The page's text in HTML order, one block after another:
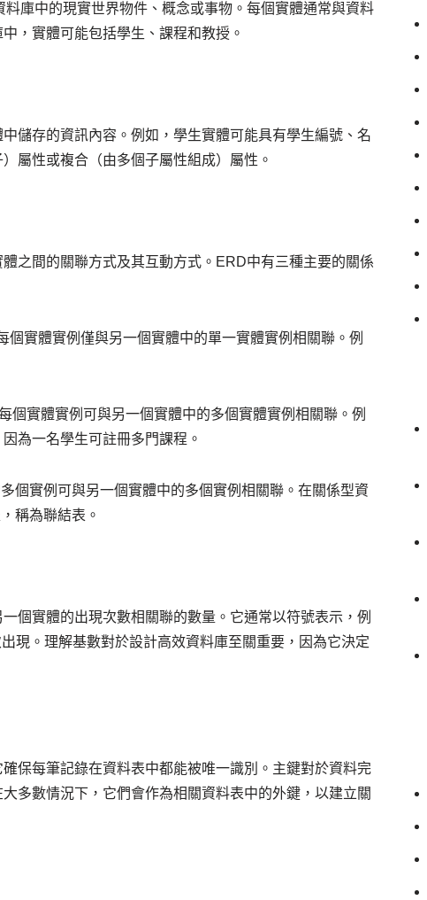
庫中的現實世界物件、概念或事物。每個實體通常與資料
，實體可能包括學生、課程和教授。
儲存的資訊內容。例如，學生實體可能具有學生編號、名
屬性或複合（由多個子屬性組成）屬性。
之間的關聯方式及其互動方式。ERD中有三種主要的關係
實體實例僅與另一個實體中的單一實體實例相關聯。例
個實體實例可與另一個實體中的多個實體實例相關聯。例
為一名學生可註冊多門課程。
個實例可與另一個實體中的多個實例相關聯。在關係型資
稱為聯結表。
個實體的出現次數相關聯的數量。它通常以符號表示，例
現。理解基數對於設計高效資料庫至關重要，因為它決定
保每筆記錄在資料表中都能被唯一識別。主鍵對於資料完
多數情況下，它們會作為相關資料表中的外鍵，以建立關